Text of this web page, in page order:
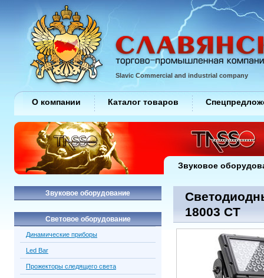
18003 CT
Звуковое оборудование
Световое оборудование
Динамические приборы
Led Bar
Прожекторы следящего света
Slavic Commercial and industrial company
О компании Каталог товаров
Звуковое